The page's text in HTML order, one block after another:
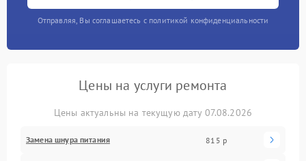
Отправляя, Вы соглашаетесь с политикой конфиденциальности
Цены на услуги ремонта
Цены актуальны на текущую дату 07.08.2026
Замена шнура питания 815 р